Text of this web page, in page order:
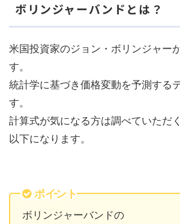
ボリンジャーバンドとは？
米国投資家のジョン・ボリンジャー
す。
統計学に基づき価格変動を予測する
す。
計算式が気になる方は調べていただ
以下になります。
ポイント
ボリンジャーバンドの